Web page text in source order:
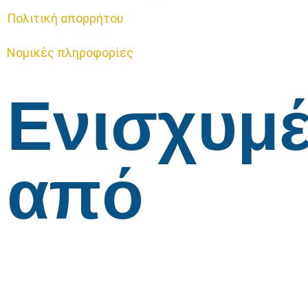
Πολιτική απορρήτου
Νομικές πληροφορίες
από